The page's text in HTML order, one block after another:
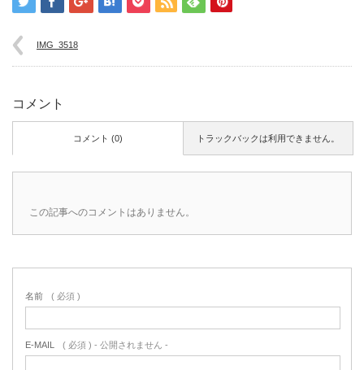
IMG_3518
コメント
トラックバックは利用できません。
コメント (0)
この記事へのコメントはありません。
名前 ( 必須 )
E-MAIL ( 必須 ) - 公開されません -